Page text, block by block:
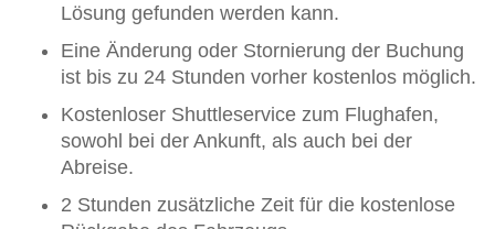
Lösung gefunden werden kann.
Eine Änderung oder Stornierung der Buchung
ist bis zu 24 Stunden vorher kostenlos möglich.
Kostenloser Shuttleservice zum Flughafen,
sowohl bei der Ankunft, als auch bei der
Abreise.
2 Stunden zusätzliche Zeit für die kostenlose